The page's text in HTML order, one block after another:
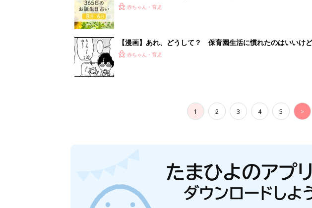
赤ちゃん・育児
【漫画】あれ、どうして？ 保育園生活に慣れたのはいいけ
がする……！『ふうふう子育て ＃91』
赤ちゃん・育児
1 2 3 4 5 >